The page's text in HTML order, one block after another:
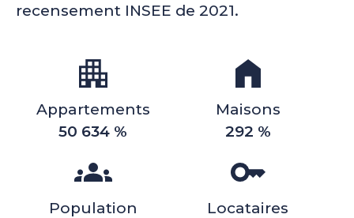
recensement INSEE de 2021.
Appartements
50 634 %
Maisons
292 %
Population
Locataires